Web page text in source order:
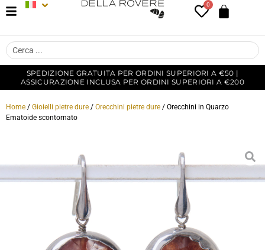
0
SPEDIZIONE GRATUITA PER ORDINI SUPERIORI A €50 |
ASSICURAZIONE INCLUSA PER ORDINI SUPERIORI A €200
Home / Gioielli pietre dure / Orecchini pietre dure / Orecchini in Quarzo
Ematoide scontornato